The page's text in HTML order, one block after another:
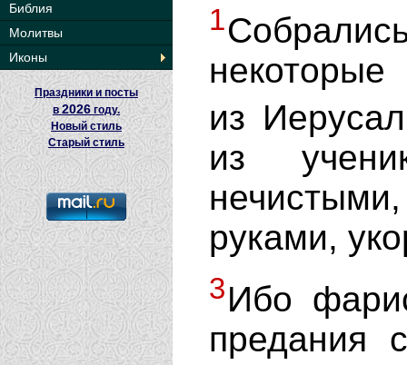
Библия
Молитвы
Иконы
Праздники и посты
в2026 году.
Новый стиль
Старый стиль
1
из
из
руками,
3Ибо
предания